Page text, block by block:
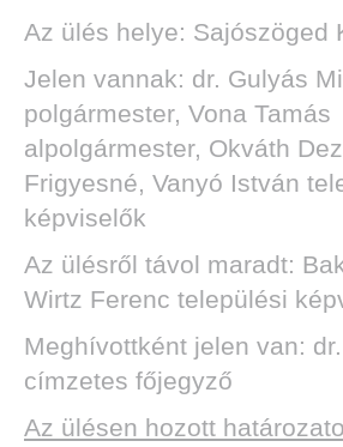
Az ülés helye: Sajószöged
Jelen vannak: dr. Gulyás
polgármester, Vona Tamás
alpolgármester, Okváth
Frigyesné, Vanyó István
képviselők
Az ülésről távol maradt:
Wirtz Ferenc települési
Meghívottként jelen van:
címzetes főjegyző
Az ülésen hozott